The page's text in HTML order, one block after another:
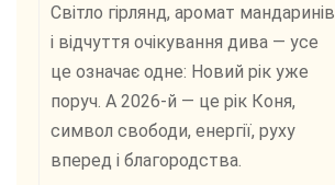
Світло гірлянд, аромат мандаринів
і відчуття очікування дива — усе
це означає одне: Новий рік уже
поруч. А 2026-й — це рік Коня,
символ свободи, енергії, руху
вперед і благородства.